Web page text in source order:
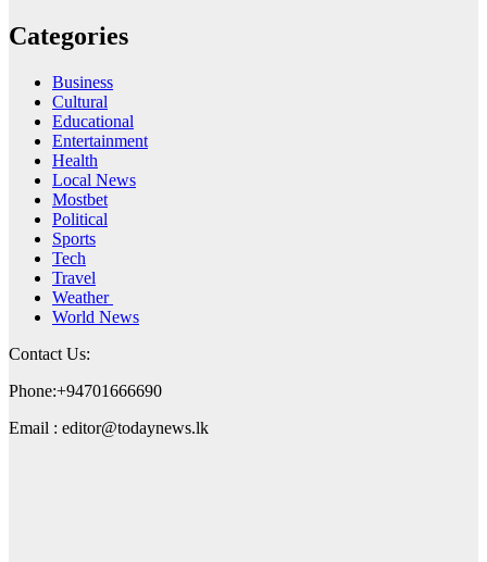
Categories
Business
Cultural
Educational
Entertainment
Health
Local News
Mostbet
Political
Sports
Tech
Travel
Weather
World News
Contact Us:
Phone:+94701666690
Email : editor@todaynews.lk